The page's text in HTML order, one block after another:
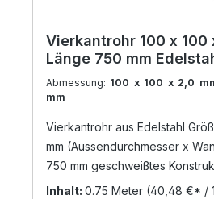
Vierkantrohr 100 x 100
Länge 750 mm
Abmessung: 100 x 100 x 2,0
mm
Vierkantrohr aus Edelstahl
mm (Aussendurchmesser x
750 mm geschweißtes Konstruktionsrohr nach DIN
17455 / EN ISO 1127 Material: Edelstahl V2A,
Inhalt: 0.75 Meter (40,48 €* /